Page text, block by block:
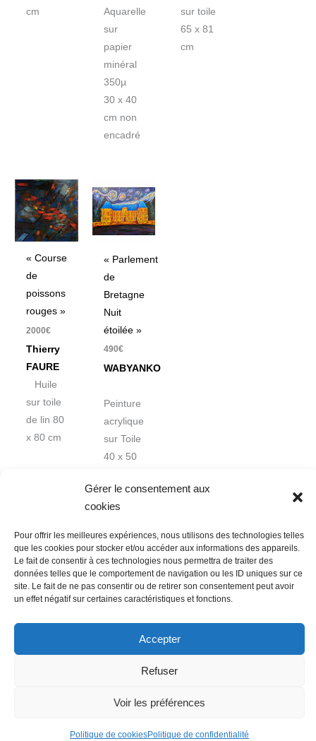
Gérer le consentement aux
cookies
Pour offrir les meilleures expériences, nous utilisons des technologies telles
que les cookies pour stocker et/ou accéder aux informations des appareils.
Le fait de consentir à ces technologies nous permettra de traiter des
données telles que le comportement de navigation ou les ID uniques sur ce
site. Le fait de ne pas consentir ou de retirer son consentement peut avoir
un effet négatif sur certaines caractéristiques et fonctions.
Accepter
Refuser
Voir les préférences
Politique de cookiesPolitique de confidentialité
cm
Aquarelle
sur
papier
minéral
350µ
30 x 40
cm non
encadré
sur toile
65 x 81
cm
« Course
de
poissons
rouges »
2000€
Thierry
FAURE
Huile
sur toile
de lin 80
x 80 cm
« Parlement
de
Bretagne
Nuit
étoilée »
490€
WABYANKO
Peinture
acrylique
sur Toile
40 x 50
Nous contacter
Conditions Générales de Ventes
Politique de confidentialité
Mentions légales
Mot de passe perdu
Newsletter Politique de cookies (UE)